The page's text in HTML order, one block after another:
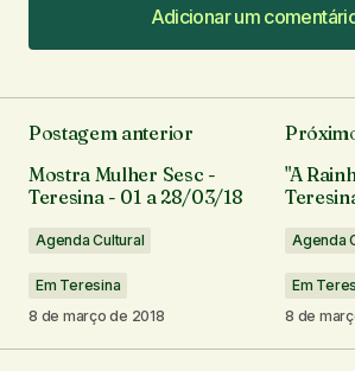
Adicionar um
Adicionar um
O seu endereço de e-mail não
Campos obrigatórios são
Comentário
Postagem anterior
Mostra Mulher Sesc -
Teresina - 01 a 28/03/18
Agenda Cultural
Em Teresina
8 de março de 2018
"A
Agenda
Em
8 de